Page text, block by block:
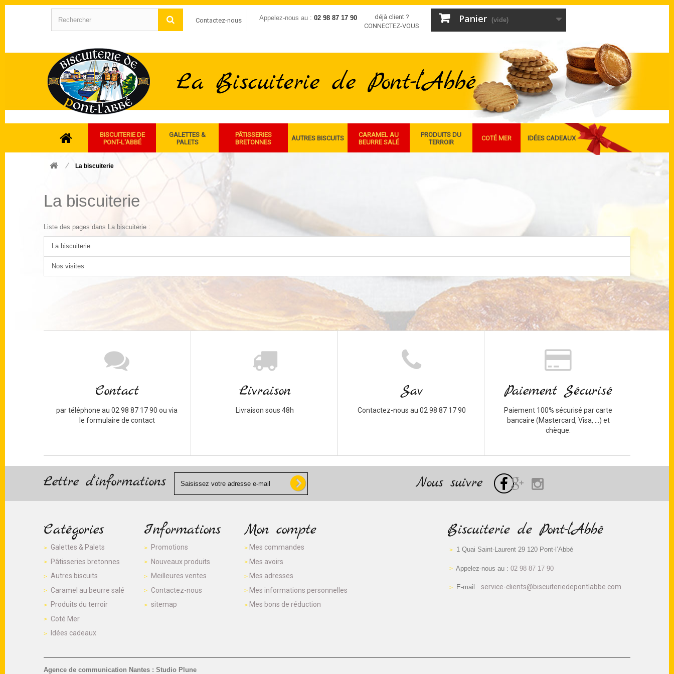
Contactez-nous Appelez-nous au : 02 98 87 17 90
déjà client ?
CONNECTEZ-VOUS
Panier (vide)
BISCUITERIE DE
PONT-L'ABBÉ
GALETTES &
PALETS
PÂTISSERIES
BRETONNES
AUTRES BISCUITS
CARAMEL AU
BEURRE SALÉ
PRODUITS DU
TERROIR
COTÉ MER IDÉES CADEAUX
La biscuiterie
La biscuiterie
Liste des pages dans La biscuiterie :
La biscuiterie
Nos visites
Contact
par téléphone au 02 98 87 17 90 ou via
le formulaire de contact
Livraison
Livraison sous 48h
Sav
Contactez-nous au 02 98 87 17 90
Paiement Sécurisé
Paiement 100% sécurisé par carte
bancaire (Mastercard, Visa, ...) et
chèque.
Lettre d'informations Nous suivre
Catégories
Galettes & Palets
Pâtisseries bretonnes
Autres biscuits
Caramel au beurre salé
Produits du terroir
Coté Mer
Idées cadeaux
Informations
Promotions
Nouveaux produits
Meilleures ventes
Contactez-nous
sitemap
Agence de communication Nantes : Studio Plune
Mon compte
Mes commandes
Mes avoirs
Mes adresses
Mes informations personnelles
Mes bons de réduction
Biscuiterie de Pont-l’Abbé
1 Quai Saint-Laurent 29 120 Pont-l’Abbé
Appelez-nous au : 02 98 87 17 90
E-mail : service-clients@biscuiteriedepontlabbe.com